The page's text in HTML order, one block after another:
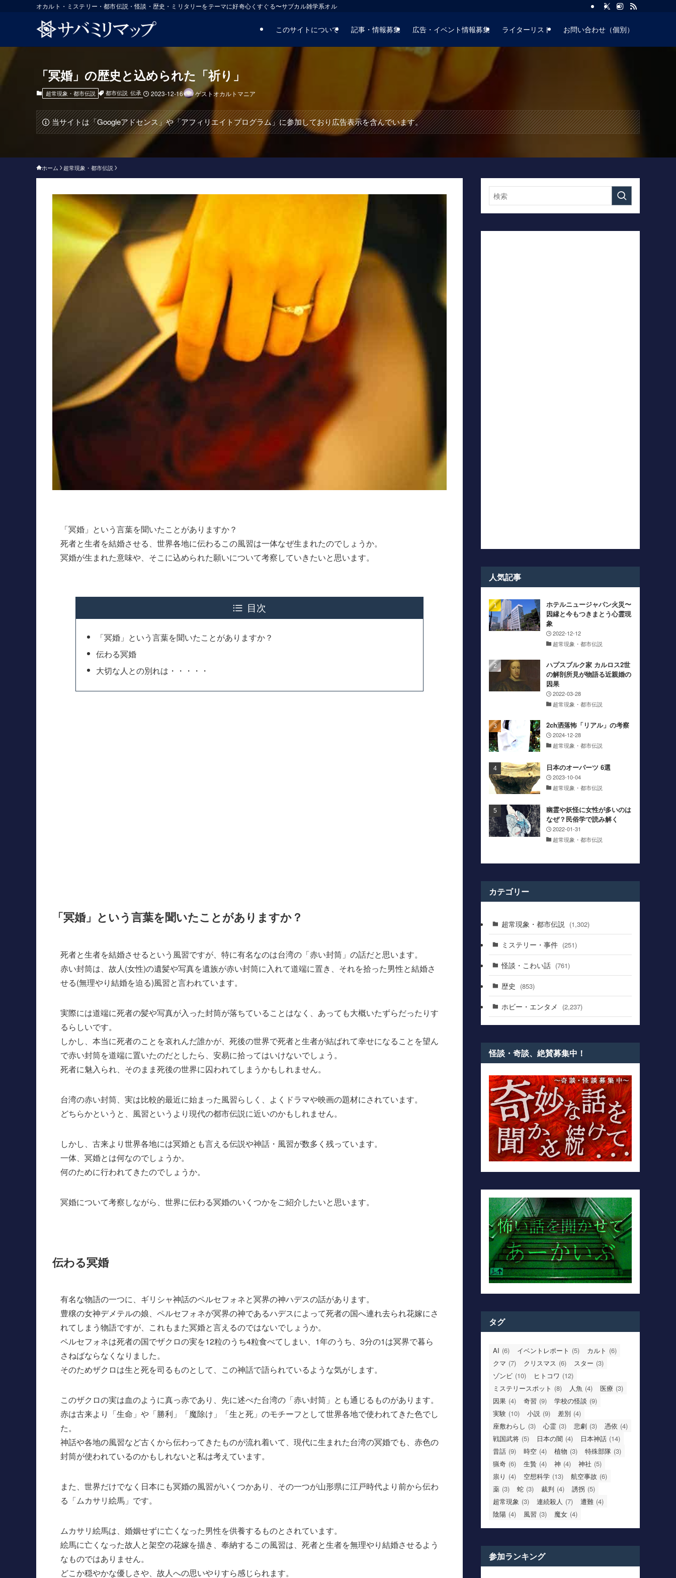
オカルト・ミステリー・都市伝説・怪談・歴史・ミリタリーをテーマに好奇心くすぐる〜サブカル雑学系オルタナティブサイト
このサイトについて 記事・情報募集 広告・イベント情報募集 ライターリスト お問い合わせ（個別）
「冥婚」の歴史と込められた「祈り」
超常現象・都市伝説 都市伝説 伝承 2023-12-16 ゲストオカルトマニア
当サイトは「Googleアドセンス」や「アフィリエイトプログラム」に参加しており広告表示を含んでいます。
ホーム 超常現象・都市伝説
「冥婚」という言葉を聞いたことがありますか？
死者と生者を結婚させる、世界各地に伝わるこの風習は一体なぜ生まれたのでしょうか。
冥婚が生まれた意味や、そこに込められた願いについて考察していきたいと思います。
目次
「冥婚」という言葉を聞いたことがありますか？
伝わる冥婚
大切な人との別れは・・・・・
「冥婚」という言葉を聞いたことがありますか？
死者と生者を結婚させるという風習ですが、特に有名なのは台湾の「赤い封筒」の話だと思います。
赤い封筒は、故人(女性)の遺髪や写真を遺族が赤い封筒に入れて道端に置き、それを拾った男性と結婚さ
せる(無理やり結婚を迫る)風習と言われています。
実際には道端に死者の髪や写真が入った封筒が落ちていることはなく、あっても大概いたずらだったりす
るらしいです。
しかし、本当に死者のことを哀れんだ誰かが、死後の世界で死者と生者が結ばれて幸せになることを望ん
で赤い封筒を道端に置いたのだとしたら、安易に拾ってはいけないでしょう。
死者に魅入られ、そのまま死後の世界に囚われてしまうかもしれません。
台湾の赤い封筒、実は比較的最近に始まった風習らしく、よくドラマや映画の題材にされています。
どちらかというと、風習というより現代の都市伝説に近いのかもしれません。
しかし、古来より世界各地には冥婚とも言える伝説や神話・風習が数多く残っています。
一体、冥婚とは何なのでしょうか。
何のために行われてきたのでしょうか。
冥婚について考察しながら、世界に伝わる冥婚のいくつかをご紹介したいと思います。
伝わる冥婚
有名な物語の一つに、ギリシャ神話のペルセフォネと冥界の神ハデスの話があります。
豊穣の女神デメテルの娘、ペルセフォネが冥界の神であるハデスによって死者の国へ連れ去られ花嫁にさ
れてしまう物語ですが、これもまた冥婚と言えるのではないでしょうか。
ペルセフォネは死者の国でザクロの実を12粒のうち4粒食べてしまい、1年のうち、3分の1は冥界で暮ら
さねばならなくなりました。
そのためザクロは生と死を司るものとして、この神話で語られているような気がします。
このザクロの実は血のように真っ赤であり、先に述べた台湾の「赤い封筒」とも通じるものがあります。
赤は古来より「生命」や「勝利」「魔除け」「生と死」のモチーフとして世界各地で使われてきた色でし
た。
神話や各地の風習など古くから伝わってきたものが流れ着いて、現代に生まれた台湾の冥婚でも、赤色の
封筒が使われているのかもしれないと私は考えています。
また、世界だけでなく日本にも冥婚の風習がいくつかあり、その一つが山形県に江戸時代より前から伝わ
る「ムカサリ絵馬」です。
ムカサリ絵馬は、婚姻せずに亡くなった男性を供養するものとされています。
絵馬に亡くなった故人と架空の花嫁を描き、奉納するこの風習は、死者と生者を無理やり結婚させるよう
なものではありません。
どこか穏やかな優しさや、故人への思いやりすら感じられます。
人気記事
ホテルニュージャパン火災〜
因縁と今もつきまとう心霊現
象
2022-12-12
超常現象・都市伝説
ハプスブルク家 カルロス2世
の解剖所見が物語る近親婚の
因果
2022-03-28
超常現象・都市伝説
2ch洒落怖「リアル」の考察
2024-12-28
超常現象・都市伝説
日本のオーパーツ 6選
2023-10-04
超常現象・都市伝説
幽霊や妖怪に女性が多いのは
なぜ？民俗学で読み解く
2022-01-31
超常現象・都市伝説
カテゴリー
超常現象・都市伝説 (1,302)
ミステリー・事件 (251)
怪談・こわい話 (761)
歴史 (853)
ホビー・エンタメ (2,237)
怪談・奇談、絶賛募集中！
タグ
AI (6) イベントレポート (5) カルト (6)
クマ (7) クリスマス (6) スター (3)
ゾンビ (10) ヒトコワ (12)
ミステリースポット (8) 人魚 (4) 医療 (3)
因果 (4) 奇習 (9) 学校の怪談 (9)
実験 (10) 小説 (9) 差別 (4)
座敷わらし (3) 心霊 (3) 悲劇 (3) 憑依 (4)
戦国武将 (5) 日本の闇 (4) 日本神話 (14)
昔話 (9) 時空 (4) 植物 (3) 特殊部隊 (3)
猟奇 (6) 生贄 (4) 神 (4) 神社 (5)
祟り (4) 空想科学 (13) 航空事故 (6)
薬 (3) 蛇 (3) 裁判 (4) 誘拐 (5)
超常現象 (3) 連続殺人 (7) 遭難 (4)
陰陽 (4) 風習 (3) 魔女 (4)
参加ランキング